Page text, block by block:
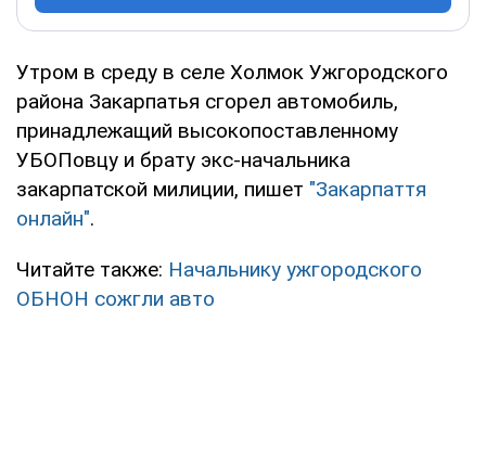
Утром в среду в селе Холмок Ужгородского
района Закарпатья сгорел автомобиль,
принадлежащий высокопоставленному
УБОПовцу и брату экс-начальника
закарпатской милиции, пишет "Закарпаття
онлайн".
Читайте также: Начальнику ужгородского
ОБНОН сожгли авто